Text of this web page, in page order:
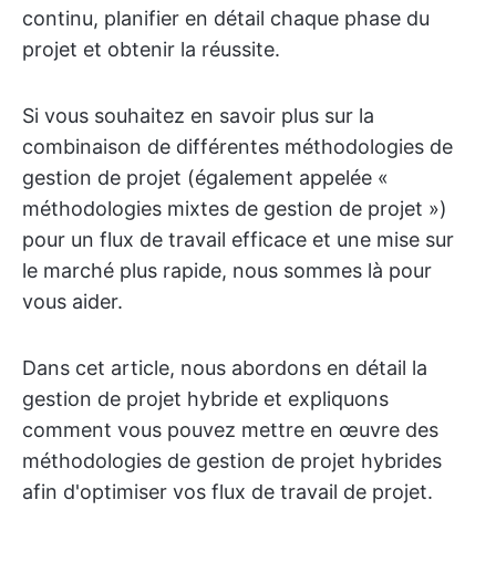
continu, planifier en détail chaque phase du
projet et obtenir la réussite.
Si vous souhaitez en savoir plus sur la
combinaison de différentes méthodologies de
gestion de projet (également appelée «
méthodologies mixtes de gestion de projet »)
pour un flux de travail efficace et une mise sur
le marché plus rapide, nous sommes là pour
vous aider.
Dans cet article, nous abordons en détail la
gestion de projet hybride et expliquons
comment vous pouvez mettre en œuvre des
méthodologies de gestion de projet hybrides
afin d'optimiser vos flux de travail de projet.